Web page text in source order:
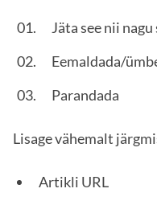
Jäta see nii nagu
Eemaldada/
Parandada
Lisage vähemalt
Artikli URL